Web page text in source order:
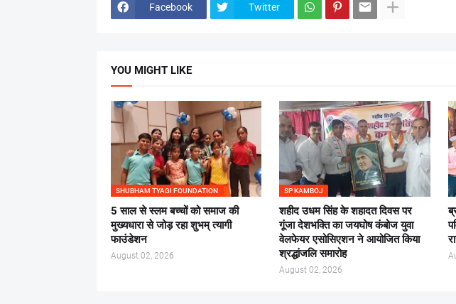
Facebook Twitter
YOU MIGHT LIKE
SHUBHAM TYAGI FOUNDATION
5 साल से स्लम बच्चों को समाज की
मुख्यधारा से जोड़ रहा शुभम् त्यागी
फाउंडेशन
August 02, 2026
SP KAMBOJ
शहीद उधम सिंह के शहादत दिवस पर
गूंजा देशभक्ति का जयघोष कंबोज युवा
वेलफेयर एसोसिएशन ने आयोजित किया
श्रद्धांजलि समारोह
August 02, 2026